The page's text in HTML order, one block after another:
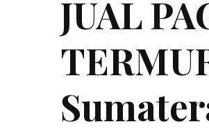
JUAL